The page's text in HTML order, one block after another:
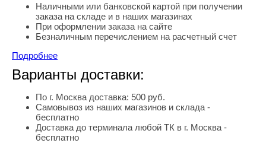
Наличными или банковской картой при получении
заказа на складе и в наших магазинах
При оформлении заказа на сайте
Безналичным перечислением на расчетный счет
Подробнее
Варианты доставки:
По г. Москва доставка: 500 руб.
Самовывоз из наших магазинов и склада -
бесплатно
Доставка до терминала любой ТК в г. Москва -
бесплатно